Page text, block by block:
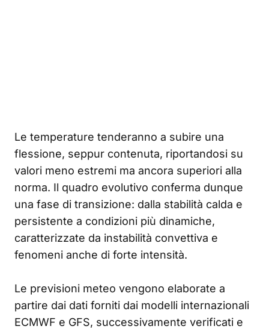
Le temperature tenderanno a subire una
flessione, seppur contenuta, riportandosi su
valori meno estremi ma ancora superiori alla
norma. Il quadro evolutivo conferma dunque
una fase di transizione: dalla stabilità calda e
persistente a condizioni più dinamiche,
caratterizzate da instabilità convettiva e
fenomeni anche di forte intensità.
Le previsioni meteo vengono elaborate a
partire dai dati forniti dai modelli internazionali
ECMWF e GFS, successivamente verificati e